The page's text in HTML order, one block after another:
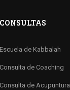
CONSULTAS
Escuela de Kabbalah
Consulta de Coaching
Consulta de Acupuntura